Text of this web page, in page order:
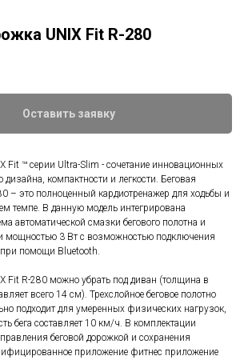
UNIX Fit R-280
Оставить заявку
Fit ™ серии Ultra-Slim - сочетание инновационных
дизайна, компактности и легкости. Беговая
– это полноценный кардиотренажер для ходьбы и
темпе. В данную модель интегрирована
автоматической смазки бегового полотна и
мощностью 3 Вт с возможностью подключения
при помощи Bluetooth.
Fit R-280 можно убрать под диван (толщина в
всего 14 см). Трехслойное беговое полотно
подходит для умеренных физических нагрузок,
бега составляет 10 км/ч. В комплектации
беговой дорожкой и сохранения
приложение фитнес приложение